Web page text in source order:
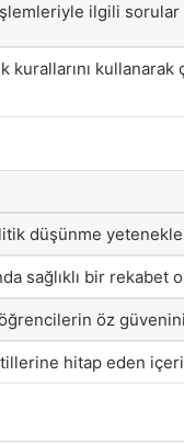
ilgili sorular
kurallarını kullanarak
düşünme
sağlıklı bir rekabet
öz güvenini
hitap eden